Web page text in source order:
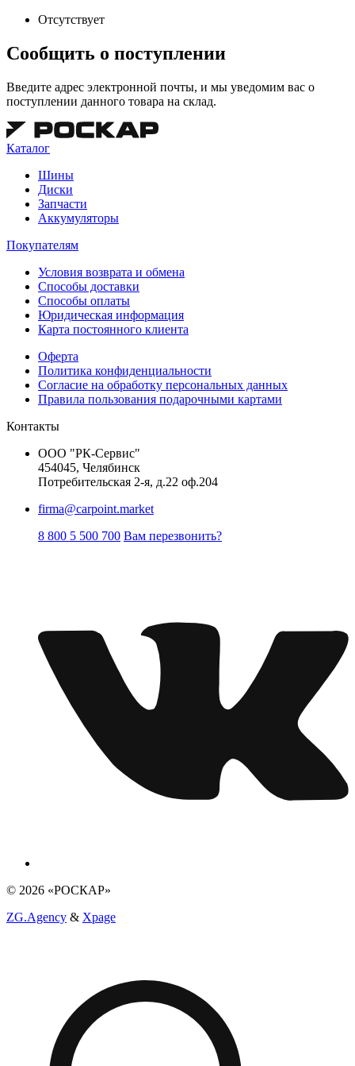
Отсутствует
Сообщить о поступлении
Введите адрес электронной почты, и мы уведомим вас о
поступлении данного товара на склад.
Каталог
Шины
Диски
Запчасти
Аккумуляторы
Покупателям
Условия возврата и обмена
Способы доставки
Способы оплаты
Юридическая информация
Карта постоянного клиента
Оферта
Политика конфиденциальности
Согласие на обработку персональных данных
Правила пользования подарочными картами
Контакты
ООО "РК-Сервис"
454045, Челябинск
Потребительская 2-я, д.22 оф.204
firma@carpoint.market
8 800 5 500 700 Вам перезвонить?
© 2026 «РОСКАР»
ZG.Agency & Xpage